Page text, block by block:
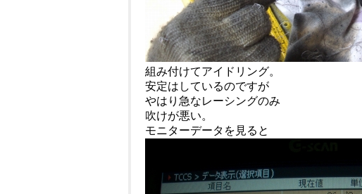
組み付けてアイドリング。
安定はしているのですが
やはり急なレーシングのみ
吹けが悪い。
モニターデータを見ると